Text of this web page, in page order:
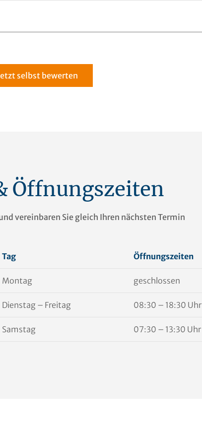
selbst bewerten
Öffnungszeiten
vereinbaren Sie gleich Ihren nächsten Termin
Tag Öffnungszeiten
Montag geschlossen
Dienstag – Freitag 08:30 – 18:30 Uhr
Samstag 07:30 – 13:30 Uhr